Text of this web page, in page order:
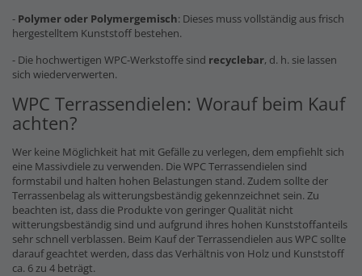
- Polymer oder Polymergemisch: Dieses muss vollständig aus frisch
hergestelltem Kunststoff bestehen.
- Die hochwertigen WPC-Werkstoffe sind recyclebar, d. h. sie lassen
sich wiederverwerten.
WPC Terrassendielen: Worauf beim Kauf
achten?
Wer keine Möglichkeit hat mit Gefälle zu verlegen, dem empfiehlt sich
eine Massivdiele zu verwenden. Die WPC Terrassendielen sind
formstabil und halten hohen Belastungen stand. Zudem sollte der
Terrassenbelag als witterungsbeständig gekennzeichnet sein. Zu
beachten ist, dass die Produkte von geringer Qualität nicht
witterungsbeständig sind und aufgrund ihres hohen Kunststoffanteils
sehr schnell verblassen. Beim Kauf der Terrassendielen aus WPC sollte
darauf geachtet werden, dass das Verhältnis von Holz und Kunststoff
ca. 6 zu 4 beträgt.